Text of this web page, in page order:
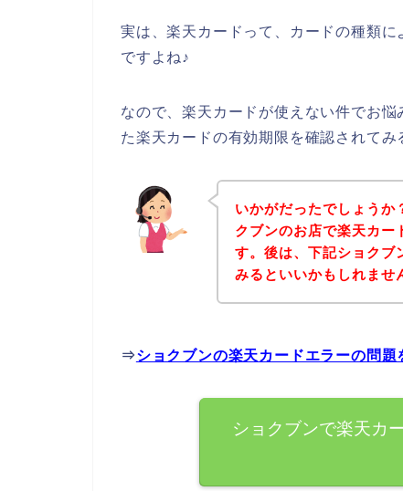
実は、楽天カードって、カードの種類
ですよね♪
なので、楽天カードが使えない件でお
た楽天カードの有効期限を確認されてみ
いかがだったでしょうか
クブンのお店で楽天カー
す。後は、下記ショクブ
みるといいかもしれませ
⇒ショクブンの楽天カードエラーの問
ショクブンで楽天カ